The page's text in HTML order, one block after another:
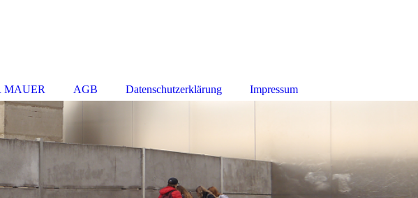
MAUER AGB Datenschutzerklärung Impressum